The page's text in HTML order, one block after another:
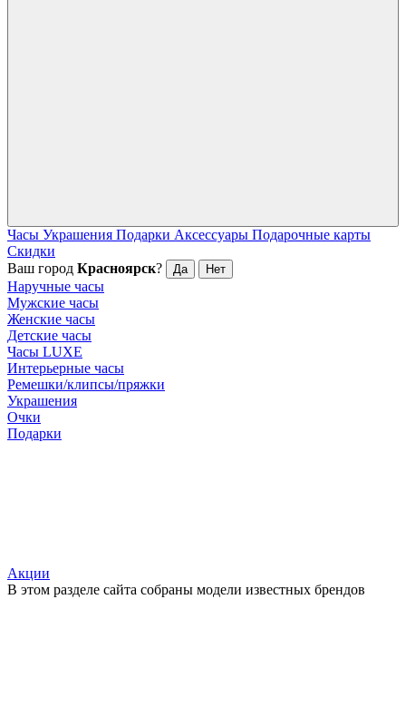
Часы Украшения Подарки Аксессуары Подарочные карты
Скидки
Ваш город Красноярск? Да Нет
Наручные часы
Мужские часы
Женские часы
Детские часы
Часы LUXE
Интерьерные часы
Ремешки/клипсы/пряжки
Украшения
Очки
Подарки
Акции
В этом разделе сайта собраны модели известных брендов